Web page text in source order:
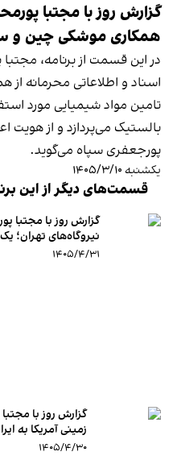
گزارش روز با مجتبا
همکاری موشکی چین و
در این قسمت از برنامه،
اسناد و اطلاعاتی محرمانه از
تامین مواد شیمیایی مورد
بالستیک می‌پردازد و از
پورجعفری سپاه می‌گوید.
یکشنبه ۱۴۰۵/۳/۱۰
قسمت‌های دیگر از این
گزارش روز با مجتبا
نیروگاه‌های تهران؛
۱۴۰۵/۴/۳۱
گزارش روز با
زمینی آمریکا به
۱۴۰۵/۴/۳۰